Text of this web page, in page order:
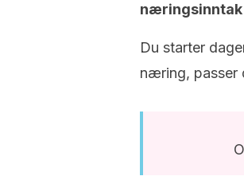
næringsinntak
Du starter
næring, passer